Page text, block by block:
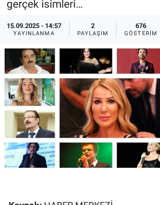
gerçek isimleri…
15.09.2025 - 14:57
YAYINLANMA
2
PAYLAŞIM
676
GÖSTERIM
Eğitim
Eğlence
Ekonomi
Forum
Gerçeğin İzinde
Gün Başlıyor
Gün Ortası